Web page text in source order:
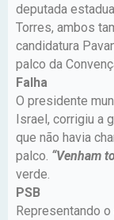
deputada
Torres, ambos
candidatura
palco da
Falha
O presidente
Israel, corrigiu a
que não havia
palco. “Venham
verde.
PSB
Representando